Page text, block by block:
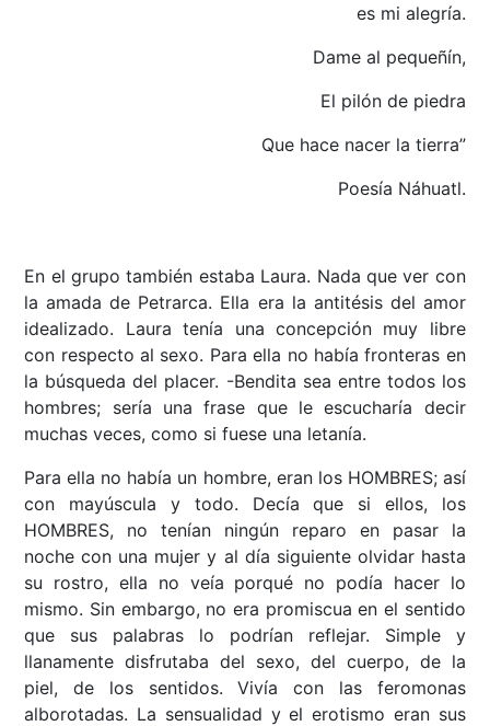
es mi alegría.
Dame al pequeñín,
El pilón de piedra
Que hace nacer la tierra”
Poesía Náhuatl.
En el grupo también estaba Laura. Nada que ver con
la amada de Petrarca. Ella era la antitésis del amor
idealizado. Laura tenía una concepción muy libre
con respecto al sexo. Para ella no había fronteras en
la búsqueda del placer. -Bendita sea entre todos los
hombres; sería una frase que le escucharía decir
muchas veces, como si fuese una letanía.
Para ella no había un hombre, eran los HOMBRES; así
con mayúscula y todo. Decía que si ellos, los
HOMBRES, no tenían ningún reparo en pasar la
noche con una mujer y al día siguiente olvidar hasta
su rostro, ella no veía porqué no podía hacer lo
mismo. Sin embargo, no era promiscua en el sentido
que sus palabras lo podrían reflejar. Simple y
llanamente disfrutaba del sexo, del cuerpo, de la
piel, de los sentidos. Vivía con las feromonas
alborotadas. La sensualidad y el erotismo eran sus